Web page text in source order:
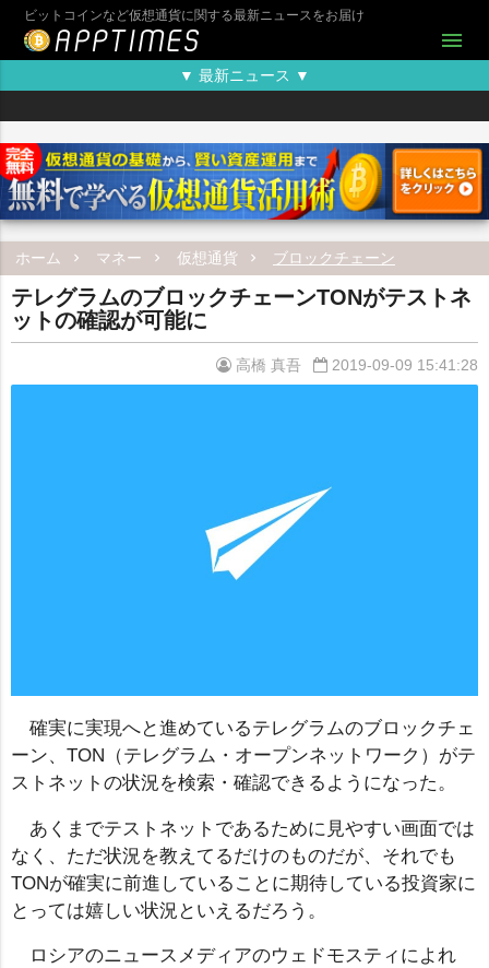
ビットコインなど仮想通貨に関する最新ニュースをお届け
menu
▼ 最新ニュース ▼
ホーム マネー 仮想通貨 ブロックチェーン
テレグラムのブロックチェーンTONがテストネ
ットの確認が可能に
高橋 真吾 2019-09-09 15:41:28
確実に実現へと進めているテレグラムのブロックチェ
ーン、TON（テレグラム・オープンネットワーク）がテ
ストネットの状況を検索・確認できるようになった。
あくまでテストネットであるために見やすい画面では
なく、ただ状況を教えてるだけのものだが、それでも
TONが確実に前進していることに期待している投資家に
とっては嬉しい状況といえるだろう。
ロシアのニュースメディアのウェドモスティによれ